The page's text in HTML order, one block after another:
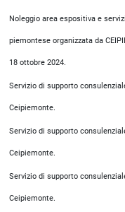
Noleggio area espositiva e
piemontese organizzata da
18 ottobre 2024.
Servizio di supporto
Ceipiemonte.
Servizio di supporto
Ceipiemonte.
Servizio di supporto
Ceipiemonte.